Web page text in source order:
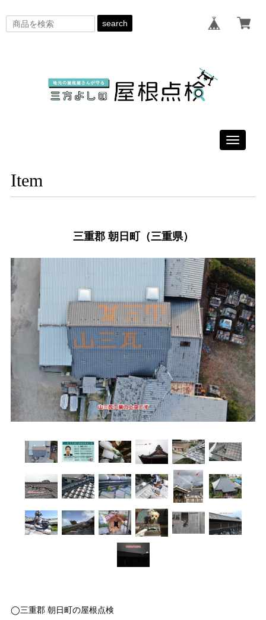
search
Toggle
Item
三重郡 朝日町（三重県）
◯三重郡 朝日町の屋根点検